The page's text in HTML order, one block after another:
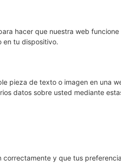
hacer que nuestra web
en tu dispositivo.
pieza de texto o imagen en una
datos sobre usted mediante
y que tus